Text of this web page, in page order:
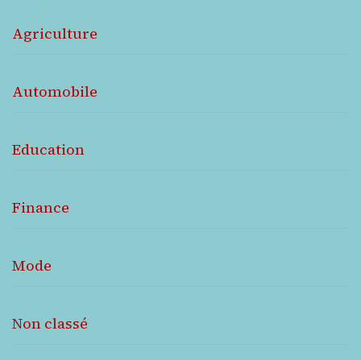
Agriculture
Automobile
Education
Finance
Mode
Non classé